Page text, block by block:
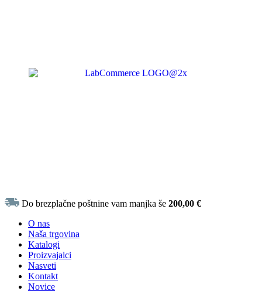
Do brezplačne poštnine vam manjka še200,00€
O nas
Naša trgovina
Katalogi
Proizvajalci
Nasveti
Kontakt
Novice